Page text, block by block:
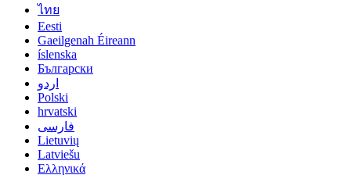
ไทย
Eesti
Gaeilgenah Éireann
íslenska
Български
اردو
Polski
hrvatski
فارسی
Lietuvių
Latviešu
Ελληνικά